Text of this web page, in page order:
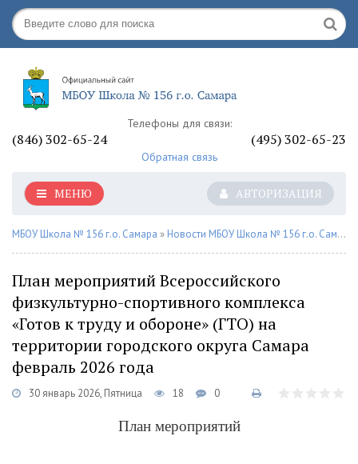
Телефоны для связи:
(846) 302-65-24 (495) 302-65-23
Обратная связь
АВТОРИЗАЦИЯ
МЕНЮ
МБОУ Школа № 156 г.о. Самара » Новости МБОУ Школа № 156 г.о. Самара
План мероприятий Всероссийского
физкультурно-спортивного комплекса
«Готов к труду и обороне» (ГТО) на
территории городского округа Самара
февраль 2026 года
30 январь 2026, Пятница 18 0
План мероприятий